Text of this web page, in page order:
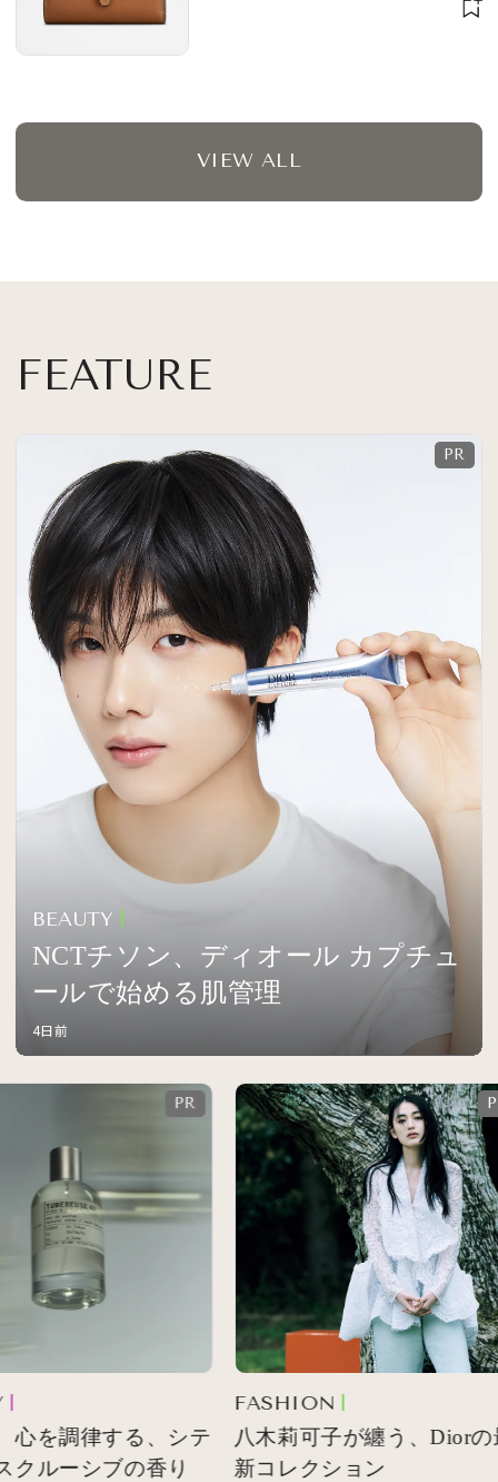
VIEW ALL
FEATURE
BEAUTY
NCTチソン、ディオール カプチュ
ールで始める肌管理
4日前
を調律する、シテ
ルーシブの香り
FASHION
八木莉可子が纏う、Diorの
新コレクション